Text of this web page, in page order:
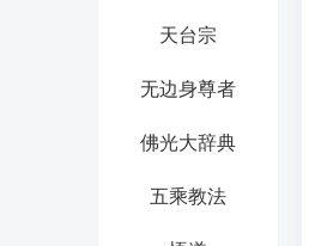
天台宗
无边身尊者
佛光大辞典
五乘教法